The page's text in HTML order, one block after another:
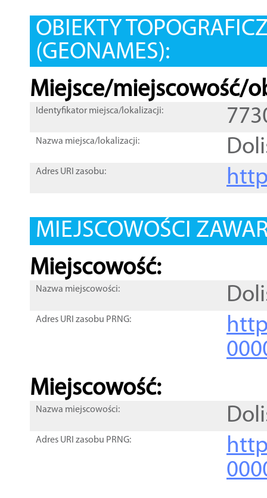
OBIEKTY
(GEONAMES):
Miejsce/miejscowość/
Identyfikator miejsca/lokalizacji:
Nazwa miejsca/lokalizacji:
Adres URI zasobu:
MIEJSCOWOŚCI
Miejscowość:
Nazwa miejscowości:
Adres URI zasobu PRNG:
Miejscowość:
Nazwa miejscowości:
Adres URI zasobu PRNG: